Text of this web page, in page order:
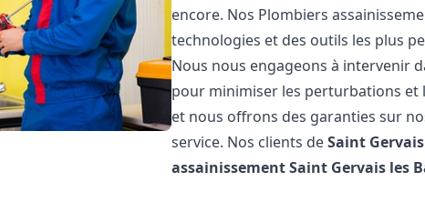
encore. Nos Plombiers
technologies et des outils les plus
Nous nous engageons à intervenir
pour minimiser les perturbations
et nous offrons des garanties sur
service. Nos clients deSaint
assainissementSaint Gervais les